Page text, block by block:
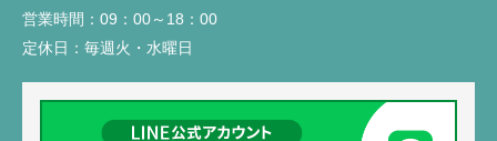
営業時間： 09：00～18：00
定休日： 毎週火・水曜日